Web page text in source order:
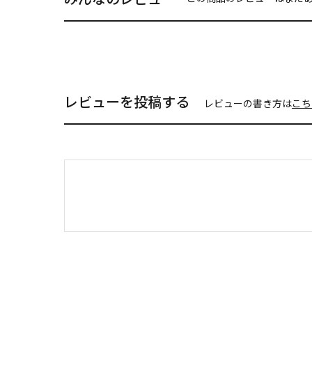
レビューを投稿する レビューの書き方はこ